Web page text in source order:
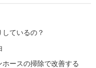
ているの？
ースの掃除で改善する